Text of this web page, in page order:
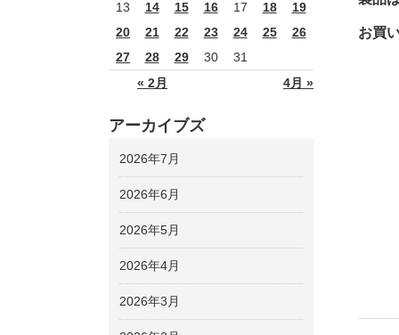
お買
« 2月 4月 »
13
14 15 16 17 18
19
20
21 22 23 24 25
26
27
28 29 30 31
アーカイブズ
2026年7月
2026年6月
2026年5月
2026年4月
2026年3月